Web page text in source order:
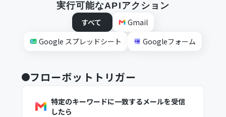
実行可能なAPIアクション
すべて
Gmail
Google スプレッドシート
Googleフォーム
フローボットトリガー
特定のキーワードに一致するメールを受信
したら